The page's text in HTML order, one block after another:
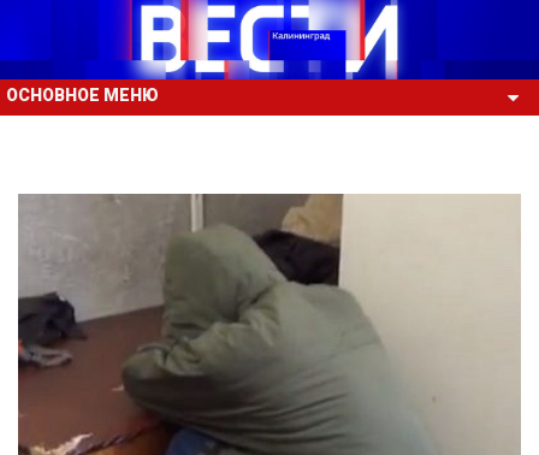
ОСНОВНОЕ МЕНЮ